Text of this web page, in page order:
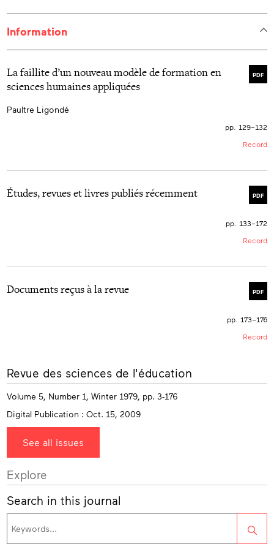
Information
PDF
La faillite d’un nouveau modèle de formation en
sciences humaines appliquées
Paultre Ligondé
pp. 129–132
Record
PDF
Études, revues et livres publiés récemment
pp. 133–172
Record
PDF
Documents reçus à la revue
pp. 173–176
Record
More
info
Revue des sciences de l'éducation
Volume 5, Number 1, Winter 1979, pp. 3-176
Digital Publication : Oct. 15, 2009
See all issues
Explore
Search in this journal